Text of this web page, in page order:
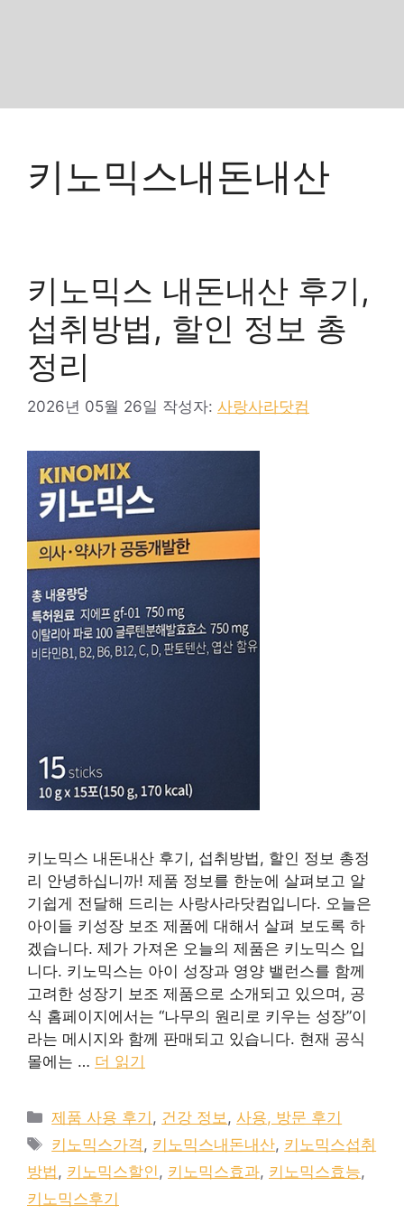
키노믹스내돈내산
키노믹스 내돈내산 후기,
섭취방법, 할인 정보 총
정리
2026년 05월 26일 작성자: 사랑사라닷컴
키노믹스 내돈내산 후기, 섭취방법, 할인 정보 총정
리 안녕하십니까! 제품 정보를 한눈에 살펴보고 알
기쉽게 전달해 드리는 사랑사라닷컴입니다. 오늘은
아이들 키성장 보조 제품에 대해서 살펴 보도록 하
겠습니다. 제가 가져온 오늘의 제품은 키노믹스 입
니다. 키노믹스는 아이 성장과 영양 밸런스를 함께
고려한 성장기 보조 제품으로 소개되고 있으며, 공
식 홈페이지에서는 “나무의 원리로 키우는 성장”이
라는 메시지와 함께 판매되고 있습니다. 현재 공식
몰에는 … 더 읽기
카
테
고
리
제품 사용 후기 , 건강 정보 ,사용, 방문 후기
태
그
키노믹스가격 , 키노믹스내돈내산, 키노믹스섭취
방법 , 키노믹스할인 , 키노믹스효과, 키노믹스효능,
키노믹스후기